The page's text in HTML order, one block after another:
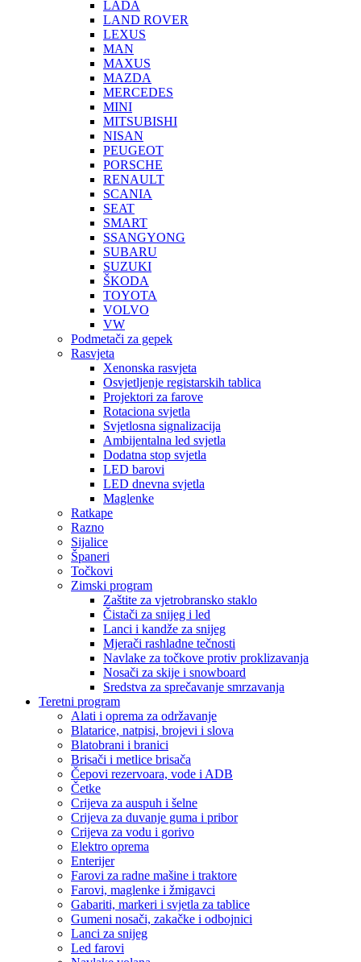
LADA
LAND ROVER
LEXUS
MAN
MAXUS
MAZDA
MERCEDES
MINI
MITSUBISHI
NISAN
PEUGEOT
PORSCHE
RENAULT
SCANIA
SEAT
SMART
SSANGYONG
SUBARU
SUZUKI
ŠKODA
TOYOTA
VOLVO
VW
Podmetači za gepek
Rasvjeta
Xenonska rasvjeta
Osvjetljenje registarskih tablica
Projektori za farove
Rotaciona svjetla
Svjetlosna signalizacija
Ambijentalna led svjetla
Dodatna stop svjetla
LED barovi
LED dnevna svjetla
Maglenke
Ratkape
Razno
Sijalice
Španeri
Točkovi
Zimski program
Zaštite za vjetrobransko staklo
Čistači za snijeg i led
Lanci i kandže za snijeg
Mjerači rashladne tečnosti
Navlake za točkove protiv proklizavanja
Nosači za skije i snowboard
Sredstva za sprečavanje smrzavanja
Teretni program
Alati i oprema za održavanje
Blatarice, natpisi, brojevi i slova
Blatobrani i branici
Brisači i metlice brisača
Čepovi rezervoara, vode i ADB
Četke
Crijeva za auspuh i šelne
Crijeva za duvanje guma i pribor
Crijeva za vodu i gorivo
Elektro oprema
Enterijer
Farovi za radne mašine i traktore
Farovi, maglenke i žmigavci
Gabariti, markeri i svjetla za tablice
Gumeni nosači, zakačke i odbojnici
Lanci za snijeg
Led farovi